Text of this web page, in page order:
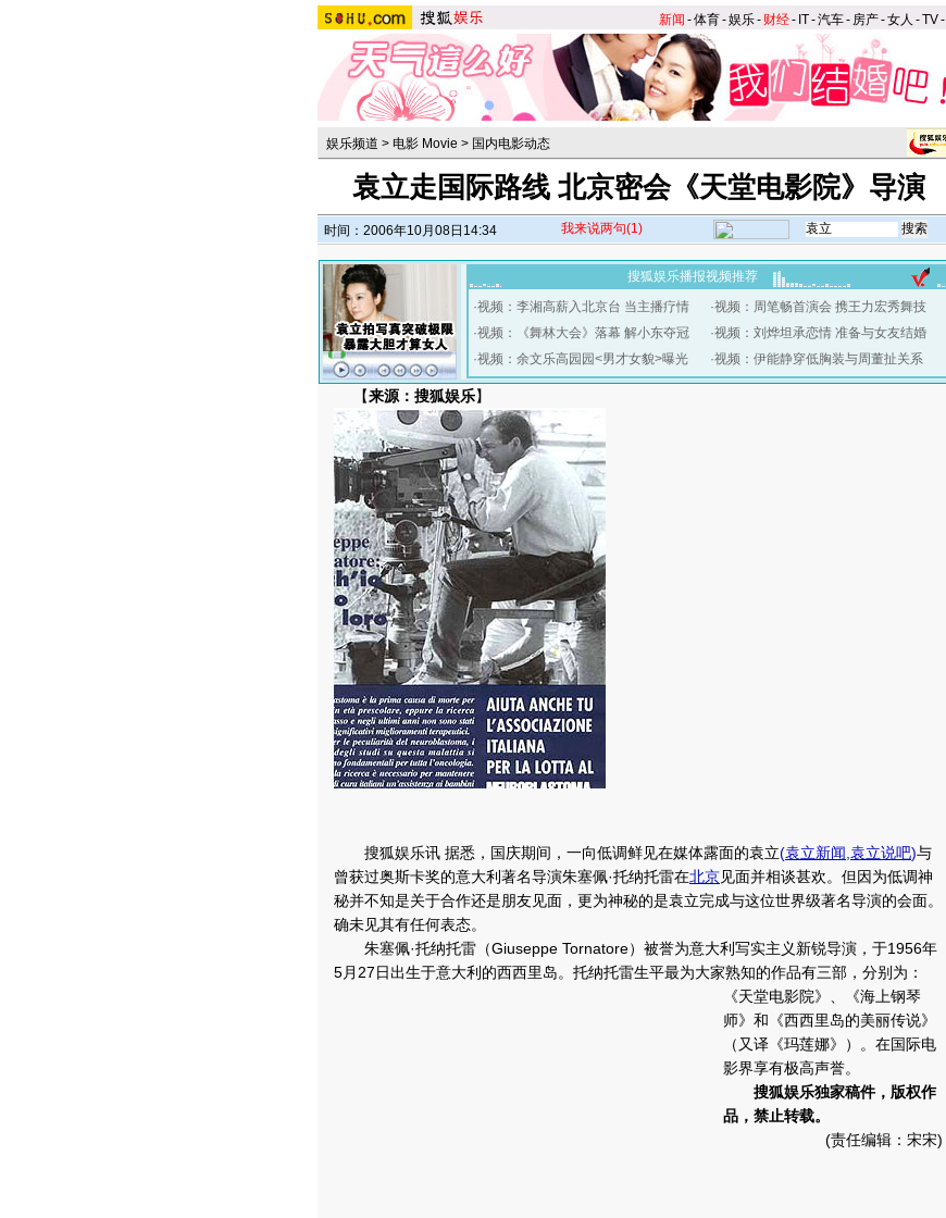
新闻 -体育-娱乐- 财经- IT-汽车- 房产-女人 -TV-
娱乐频道 > 电影 Movie > 国内电影动态
袁立走国际路线 北京密会《天堂电影院》导演
时间：2006年10月08日14:34 我来说两句(1)
搜狐娱乐播报视频推荐
·视频：李湘高薪入北京台 当主播疗情
·视频：《舞林大会》落幕 解小东夺冠
·视频：余文乐高园园<男才女貌>曝光
·视频：周笔畅首演会 携王力宏秀舞技
·视频：刘烨坦承恋情 准备与女友结婚
·视频：伊能静穿低胸装与周董扯关系
【来源：搜狐娱乐】
搜狐娱乐讯 据悉，国庆期间，一向低调鲜见在媒体露面的袁立(袁立新闻 袁立说吧)与
曾获过奥斯卡奖的意大利著名导演朱塞佩·托纳托雷在北京见面并相谈甚欢。但因为低调神
秘并不知是关于合作还是朋友见面，更为神秘的是袁立完成与这位世界级著名导演的会面。
确未见其有任何表态。
朱塞佩·托纳托雷（Giuseppe Tornatore）被誉为意大利写实主义新锐导演，于1956年
5月27日出生于意大利的西西里岛。 托纳托雷生平最为大家熟知的作品有三部，分别为：
《天堂电影院》、《海上钢琴
师》和《西西里岛的美丽传说》
（又译《玛莲娜》）。在国际电
影界享有极高声誉。
搜狐娱乐独家稿件，版权作
品，禁止转载。
(责任编辑：宋宋)